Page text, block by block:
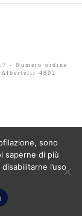
- Numero ordine
Albertelli 4802
sono
saperne di più
l’uso